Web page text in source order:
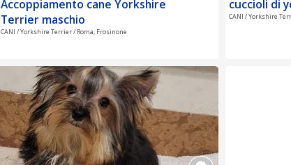
Accoppiamento cane Yorkshire
Terrier maschio
CANI / Yorkshire Terrier / Roma, Frosinone
cuccioli di
CANI / Yorkshire